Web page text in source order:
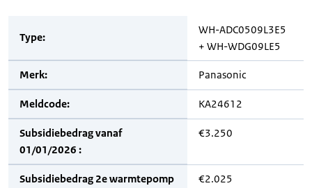
Type:
WH-ADC0509L3E5
+ WH-WDG09LE5
Merk: Panasonic
Meldcode: KA24612
Subsidiebedrag vanaf
01/01/2026 :
€3.250
Subsidiebedrag 2e warmtepomp
€2.025